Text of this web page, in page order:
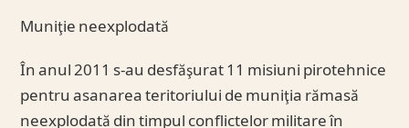
Muniţie neexplodată
În anul 2011 s-au desfăşurat 11 misiuni pirotehnice
pentru asanarea teritoriului de muniţia rămasă
neexplodată din timpul conflictelor militare în